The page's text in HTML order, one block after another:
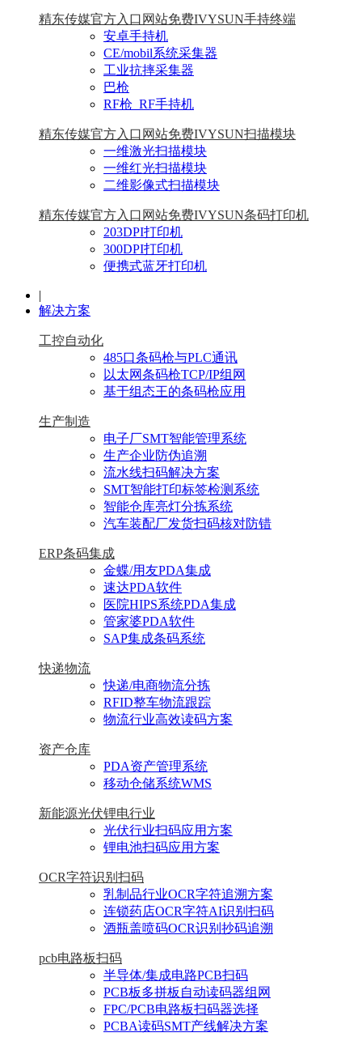
精东传媒官方入口网站免费IVYSUN手持终端
安卓手持机
CE/mobil系统采集器
工业抗摔采集器
巴枪
RF枪_RF手持机
精东传媒官方入口网站免费IVYSUN扫描模块
一维激光扫描模块
一维红光扫描模块
二维影像式扫描模块
精东传媒官方入口网站免费IVYSUN条码打印机
203DPI打印机
300DPI打印机
便携式蓝牙打印机
|
解决方案
工控自动化
485口条码枪与PLC通讯
以太网条码枪TCP/IP组网
基于组态王的条码枪应用
生产制造
电子厂SMT智能管理系统
生产企业防伪追溯
流水线扫码解决方案
SMT智能打印标签检测系统
智能仓库亮灯分拣系统
汽车装配厂发货扫码核对防错
ERP条码集成
金蝶/用友PDA集成
速达PDA软件
医院HIPS系统PDA集成
管家婆PDA软件
SAP集成条码系统
快递物流
快递/电商物流分拣
RFID整车物流跟踪
物流行业高效读码方案
资产仓库
PDA资产管理系统
移动仓储系统WMS
新能源光伏锂电行业
光伏行业扫码应用方案
锂电池扫码应用方案
OCR字符识别扫码
乳制品行业OCR字符追溯方案
连锁药店OCR字符AI识别扫码
酒瓶盖喷码OCR识别抄码追溯
pcb电路板扫码
半导体/集成电路PCB扫码
PCB板多拼板自动读码器组网
FPC/PCB电路板扫码器选择
PCBA读码SMT产线解决方案